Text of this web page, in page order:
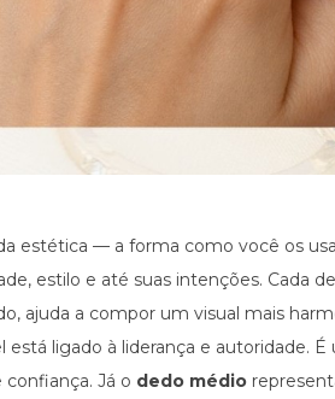
estética — a forma como você os
estilo e até suas intenções. Cada
ajuda a compor um visual mais
está ligado à liderança e autoridade.
Já o dedo médio